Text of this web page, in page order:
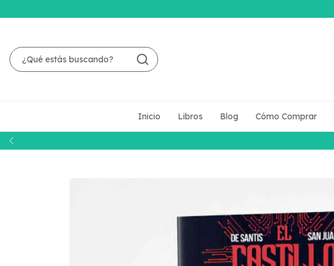
Inicio Libros Blog Cómo Comprar